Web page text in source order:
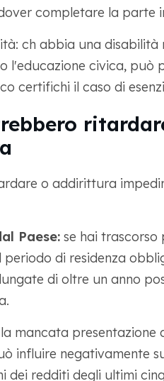
completare la parte
ch abbia una
l'educazione civica, può
certifichi il caso di
o addirittura
Paese:se hai trascorso
di residenza
di oltre un anno
mancata presentazione
influire negativamente
dei redditi degli ultimi